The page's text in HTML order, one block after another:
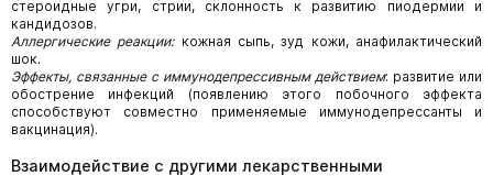
стероидные угри, стрии, склонность к развитию пиодермии и
кандидозов.
Аллергические реакции:кожная сыпь, зуд кожи, анафилактический
шок.
Эффекты, связанные с иммунодепрессивным действием: развитие или
обострение инфекций (появлению этого побочного эффекта
способствуют совместно применяемые иммунодепрессанты и
вакцинация).
Взаимодействие с другими лекарственными